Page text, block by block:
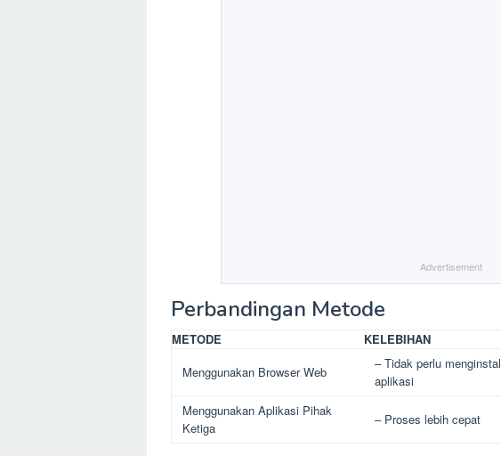
Advertisement
Perbandingan Metode
METODE KELEBIHAN
Menggunakan Browser Web
– Tidak perlu menginstal
aplikasi
Menggunakan Aplikasi Pihak
Ketiga
– Proses lebih cepat